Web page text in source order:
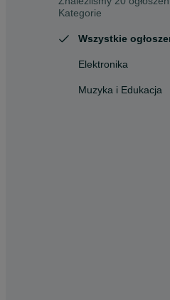
Kategorie
Wszystkie
Elektronika
Muzyka i Edukacja